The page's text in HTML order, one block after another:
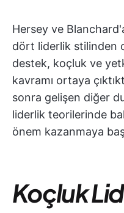
Hersey ve
dört liderlik stilinden
destek, koçluk ve
kavramı ortaya
sonra gelişen diğer
liderlik teorilerinde
önem kazanmaya
Koçluk